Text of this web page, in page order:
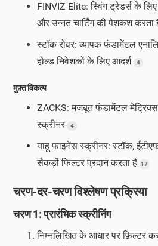
FINVIZ Elite: स्विंग ट्रेडर्स के
और उन्नत चार्टिंग की पेशकश करता
स्टॉक रोवर: व्यापक फंडामेंटल
होल्ड निवेशकों के लिए आदर्श
4
मुफ़्त विकल्प
ZACKS: मजबूत फंडामेंटल
स्क्रीनर
4
याहू फाइनेंस स्क्रीनर: स्टॉक,
सैकड़ों फिल्टर प्रदान करता है 17
चरण-दर-चरण विश्लेषण प्रक्रिया
चरण 1: प्रारंभिक स्क्रीनिंग
निम्नलिखित के आधार पर फ़िल्टर